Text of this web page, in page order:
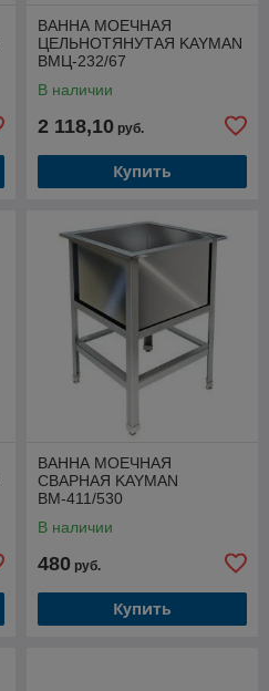
оборудование из
качественный сервис и
в любой уголок Беларуси!
ВАННА МОЕЧНАЯ
ЦЕЛЬНОТЯНУТАЯ KAYMAN
ВМЦ-232/67
В наличии
2 118,10 руб.
Купить
ВАННА МОЕЧНАЯ
СВАРНАЯ KAYMAN
ВМ-411/530
В наличии
480 руб.
Купить